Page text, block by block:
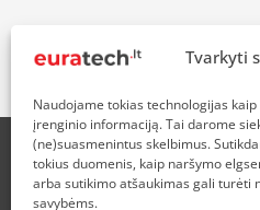
Tvarkyti
Naudojame tokias technologijas
įrenginio informaciją. Tai darome
(ne)suasmenintus skelbimus.
tokius duomenis, kaip naršymo
arba sutikimo atšaukimas gali turėti
savybėms.
APIE MUS